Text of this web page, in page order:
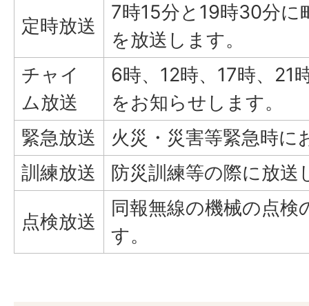
定時放送
7時15分と19時30分に
を放送します。
チャイ
ム放送
6時、12時、17時、21
をお知らせします。
緊急放送
火災・災害等緊急時に
訓練放送
防災訓練等の際に放送
点検放送
同報無線の機械の点
す。